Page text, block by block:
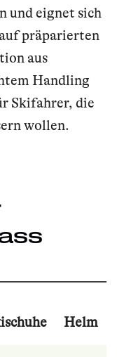
und eignet sich
präparierten
aus
Handling
Skifahrer, die
wollen.
Helm